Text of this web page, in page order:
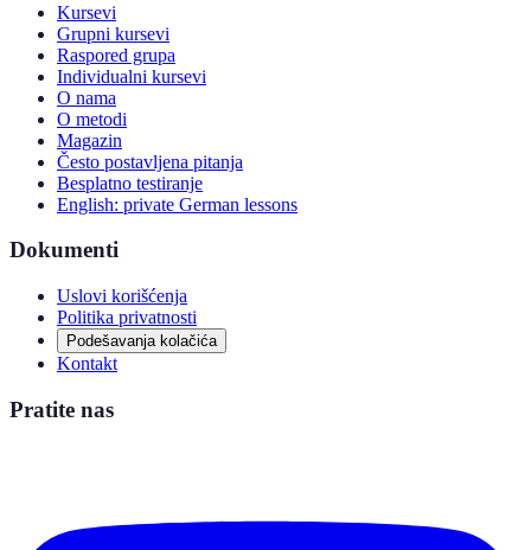
Kursevi
Grupni kursevi
Raspored grupa
Individualni kursevi
O nama
O metodi
Magazin
Često postavljena pitanja
Besplatno testiranje
English: private German lessons
Dokumenti
Uslovi korišćenja
Politika privatnosti
Podešavanja kolačića
Kontakt
Pratite nas